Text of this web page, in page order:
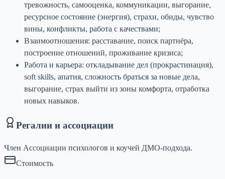
тревожность, самооценка, коммуникации, выгорание,
ресурсное состояние (энергия), страхи, обиды, чувство
вины, конфликты, работа с качествами;
Взаимоотношения: расставание, поиск партнёра,
построение отношений, проживание кризиса;
Работа и карьера: откладывание дел (прокрастинация),
soft skills, апатия, сложность браться за новые дела,
выгорание, страх выйти из зоны комфорта, отработка
новых навыков.
Регалии и ассоциации
Член Ассоциации психологов и коучей ДМО-подхода.
Стоимость